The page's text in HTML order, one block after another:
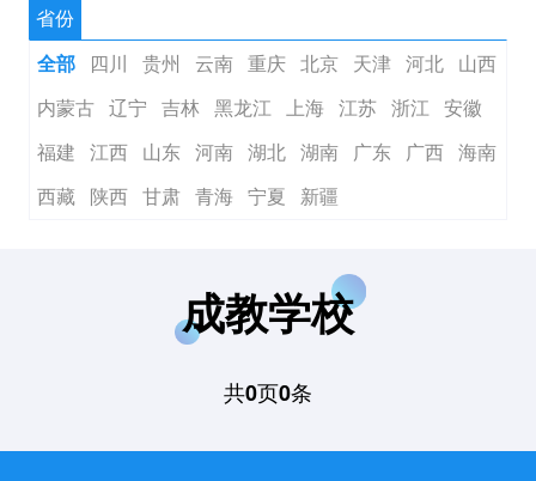
省份
全部 四川 贵州 云南 重庆 北京 天津 河北 山西
内蒙古 辽宁 吉林 黑龙江 上海 江苏 浙江 安徽
福建 江西 山东 河南 湖北 湖南 广东 广西 海南
西藏 陕西 甘肃 青海 宁夏 新疆
成教学校
共0页0条